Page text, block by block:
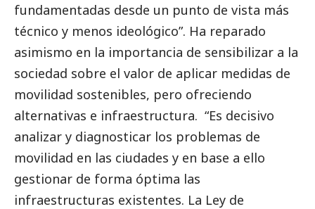
fundamentadas desde un punto de vista más
técnico y menos ideológico”. Ha reparado
asimismo en la importancia de sensibilizar a la
sociedad sobre el valor de aplicar medidas de
movilidad sostenibles, pero ofreciendo
alternativas e infraestructura. “Es decisivo
analizar y diagnosticar los problemas de
movilidad en las ciudades y en base a ello
gestionar de forma óptima las
infraestructuras existentes. La Ley de